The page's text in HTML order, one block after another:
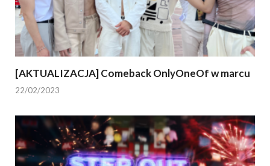
[AKTUALIZACJA] Comeback OnlyOneOf w marcu
22/02/2023